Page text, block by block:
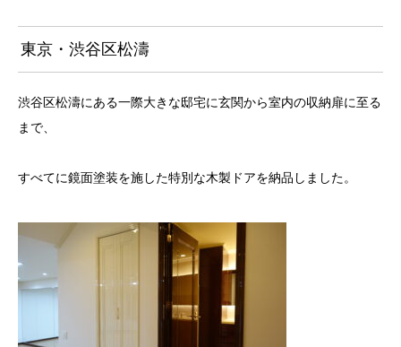
東京・渋谷区松濤
渋谷区松濤にある一際大きな邸宅に玄関から室内の収納扉に至る
まで、
すべてに鏡面塗装を施した特別な木製ドアを納品しました。